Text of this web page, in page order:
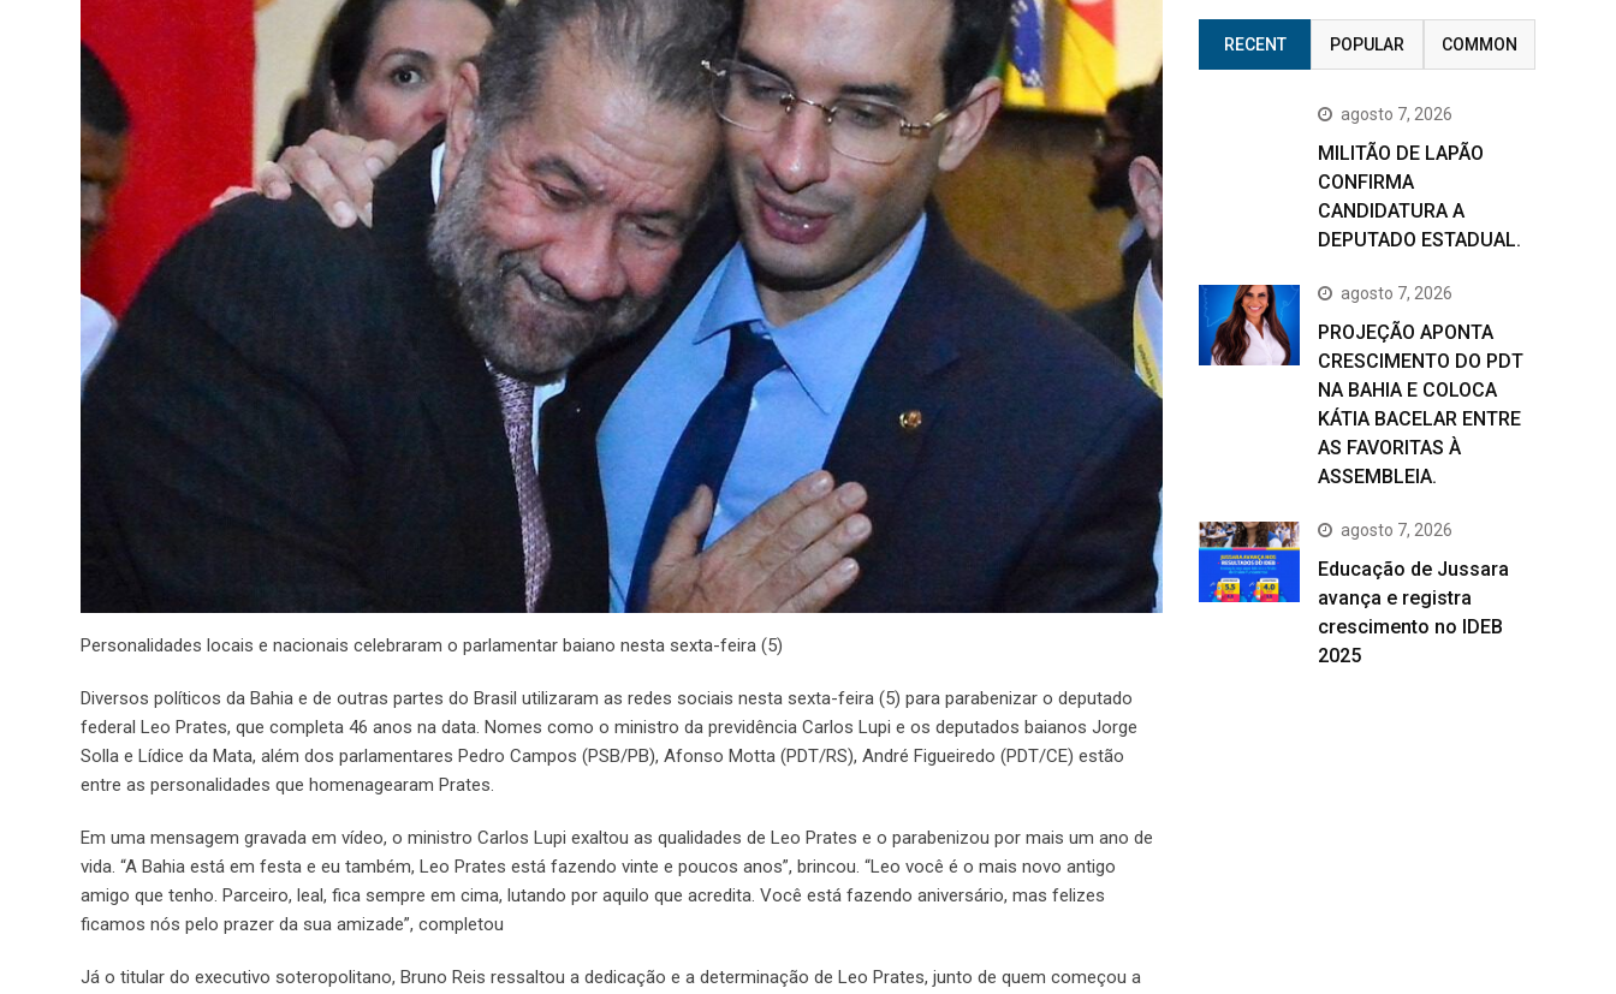
Personalidades locais e nacionais celebraram o parlamentar baiano nesta sexta-feira (5)
Diversos políticos da Bahia e de outras partes do Brasil utilizaram as redes sociais nesta sexta-feira (5) para parabenizar o deputado
federal Leo Prates, que completa 46 anos na data. Nomes como o ministro da previdência Carlos Lupi e os deputados baianos Jorge
Solla e Lídice da Mata, além dos parlamentares Pedro Campos (PSB/PB), Afonso Motta (PDT/RS), André Figueiredo (PDT/CE) estão
entre as personalidades que homenagearam Prates.
Em uma mensagem gravada em vídeo, o ministro Carlos Lupi exaltou as qualidades de Leo Prates e o parabenizou por mais um ano de
vida. “A Bahia está em festa e eu também, Leo Prates está fazendo vinte e poucos anos”, brincou. “Leo você é o mais novo antigo
amigo que tenho. Parceiro, leal, fica sempre em cima, lutando por aquilo que acredita. Você está fazendo aniversário, mas felizes
ficamos nós pelo prazer da sua amizade”, completou
Já o titular do executivo soteropolitano, Bruno Reis ressaltou a dedicação e a determinação de Leo Prates, junto de quem começou a
RECENT POPULAR COMMON
agosto 7, 2026
MILITÃO DE LAPÃO
CONFIRMA
CANDIDATURA A
DEPUTADO ESTADUAL.
agosto 7, 2026
PROJEÇÃO APONTA
CRESCIMENTO DO PDT
NA BAHIA E COLOCA
KÁTIA BACELAR ENTRE
AS FAVORITAS À
ASSEMBLEIA.
agosto 7, 2026
Educação de Jussara
avança e registra
crescimento no IDEB
2025